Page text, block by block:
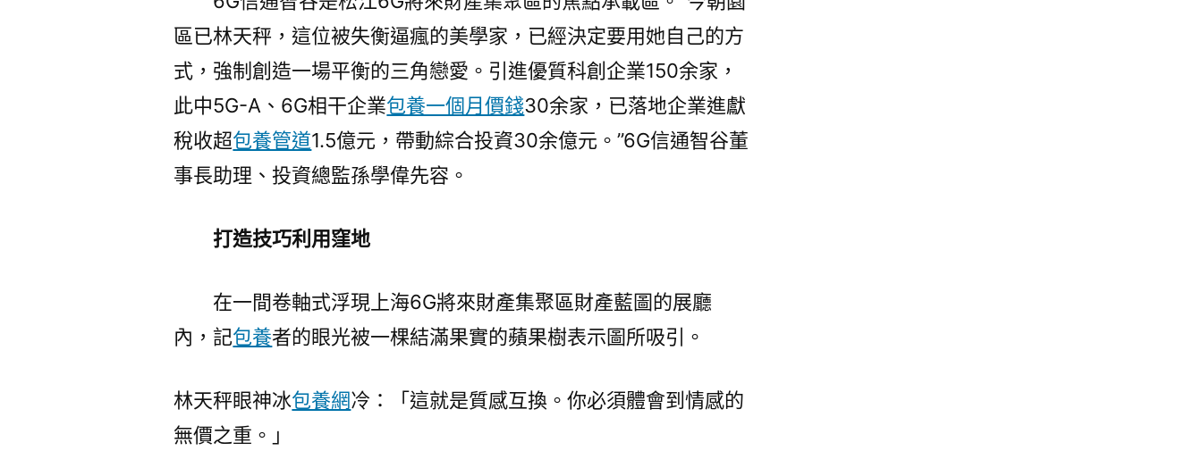
區已林天秤，這位被失衡逼瘋的美學家，已經決定要用她自己的方
式，強制創造一場平衡的三角戀愛。引進優質科創企業150余家，
此中5G-A、6G相干企業包養一個月價錢30余家，已落地企業進獻
稅收超包養管道1.5億元，帶動綜合投資30余億元。”6G信通智谷董
事長助理、投資總監孫學偉先容。
打造技巧利用窪地
在一間卷軸式浮現上海6G將來財產集聚區財產藍圖的展廳
內，記包養者的眼光被一棵結滿果實的蘋果樹表示圖所吸引。
林天秤眼神冰包養網冷：「這就是質感互換。你必須體會到情感的
無價之重。」